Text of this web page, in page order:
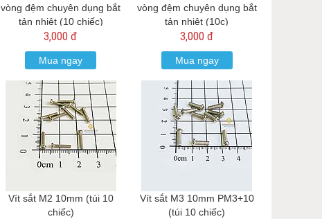
vòng đệm chuyên dụng bắt
tản nhiệt (10 chiếc)
3,000 đ
Mua ngay
vòng đệm chuyên dụng bắt
tản nhiệt (10c)
3,000 đ
Mua ngay
Vít sắt M2 10mm (túi 10
chiếc)
Vít sắt M3 10mm PM3+10
(túi 10 chiếc)